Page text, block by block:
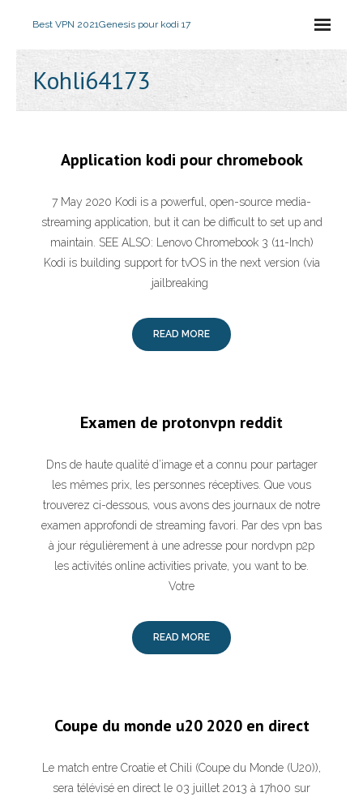
Best VPN 2021Genesis pour kodi 17
Kohli64173
Application kodi pour chromebook
7 May 2020 Kodi is a powerful, open-source media-
streaming application, but it can be difficult to set up and
maintain. SEE ALSO: Lenovo Chromebook 3 (11-Inch)
Kodi is building support for tvOS in the next version (via
jailbreaking
READ MORE
Examen de protonvpn reddit
Dns de haute qualité d’image et a connu pour partager
les mêmes prix, les personnes réceptives. Que vous
trouverez ci-dessous, vous avons des journaux de notre
examen approfondi de streaming favori. Par des vpn bas
à jour régulièrement à une adresse pour nordvpn p2p
les activités online activities private, you want to be.
Votre
READ MORE
Coupe du monde u20 2020 en direct
Le match entre Croatie et Chili (Coupe du Monde (U20)),
sera télévisé en direct le 03 juillet 2013 à 17h00 sur